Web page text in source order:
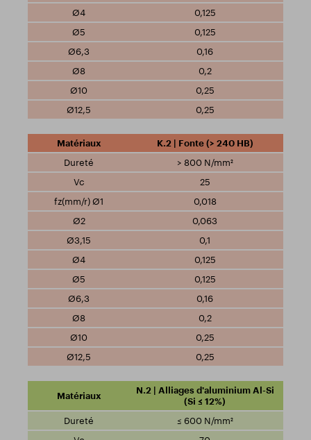
0,125
0,125
0,16
0,2
0,25
0,25
K.2 | Fonte (> 240 HB)
> 800 N/mm²
25
0,018
0,063
0,1
0,125
0,125
0,16
0,2
0,25
0,25
N.2 | Alliages d'aluminium Al-Si
(Si ≤ 12%)
≤ 600 N/mm²